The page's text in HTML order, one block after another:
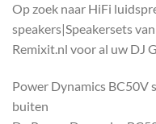
Op zoek naar HiFi
speakers|Speakersets
Remixit.nl voor al uw DJ
Power Dynamics BC50V
buiten